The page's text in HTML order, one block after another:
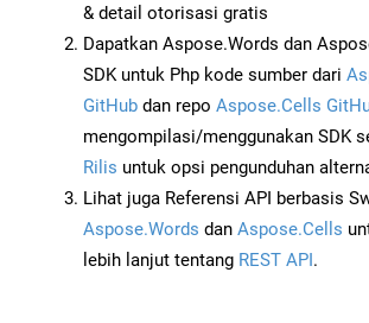
& detail otorisasi gratis
Dapatkan Aspose.Words dan
SDK untuk Php kode sumber dari
GitHub dan repo Aspose.Cells
mengompilasi/menggunakan SDK
Rilis untuk opsi pengunduhan
Lihat juga Referensi API berbasis
Aspose.Words dan Aspose.Cells
lebih lanjut tentang REST API.